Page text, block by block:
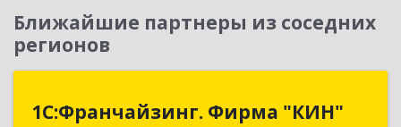
Ближайшие партнеры из соседних
регионов
1С:Франчайзинг. Фирма "КИН"
1С:Франчайзинг. Фирма "КИН"